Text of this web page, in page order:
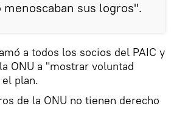
sus logros".
a todos los socios del PAIC y
ONU a "mostrar voluntad
plan.
de la ONU no tienen derecho